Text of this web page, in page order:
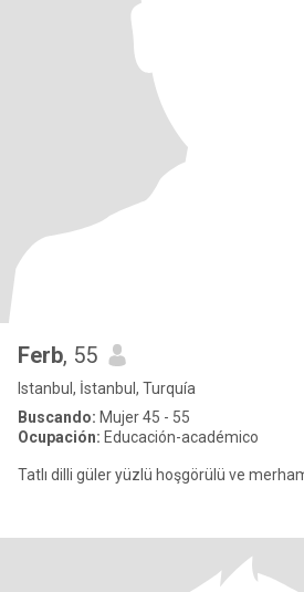
Ferb, 55
Istanbul, İstanbul, Turquía
Buscando: Mujer 45 - 55
Ocupación: Educación-académico
Tatlı dilli güler yüzlü hoşgörülü ve